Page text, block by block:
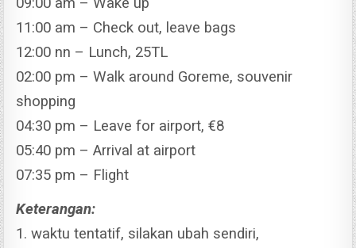
11:00 am – Check out, leave bags
12:00 nn – Lunch, 25TL
02:00 pm – Walk around Goreme, souvenir
shopping
04:30 pm – Leave for airport, €8
05:40 pm – Arrival at airport
07:35 pm – Flight
Keterangan:
1. waktu tentatif, silakan ubah sendiri,